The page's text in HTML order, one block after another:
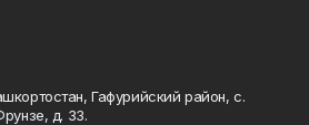
Гафурийский район, с.
д. 33.